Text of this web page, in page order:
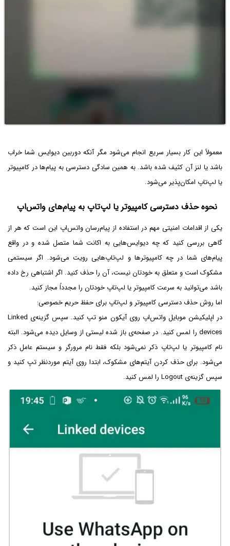
معمولاً این کار بسیار سریع انجام می‌شود مگر آنکه دوربین دیوایس شما خراب
باشد یا لنز آن کثیف شده باشد. به همین سادگی دسترسی به پیام‌ها در کامپیوتر
یا لپ‌تاپ امکان‌پذیر می‌شود.
نحوه حذف دسترسی کامپیوتر یا لپ‌تاپ به پیام‌های واتس‌اپ
یکی از اقدامات امنیتی مهم در استفاده از پیام‌رسان واتس‌اپ این است که هر از
گاهی بررسی کنید که چه دیوایس‌هایی به اکانت شما متصل شده و در واقع
پیام‌های شما در چه کامپیوترها و لپ‌تاپ‌هایی رویت می‌شود. اگر سیستمی
مشکوک است و متعلق به خودتان نیست، آن را حذف کنید. اگر اشتباهی رخ داده
باشد می‌توانید به سرعت کامپیوتر یا لپ‌تاپ خودتان را مجدداً مجاز کنید.
اما روش حذف دسترسی کامپیوتر و لپ‌تاپ برای حفظ حریم خصوصی:
در اپلیکیشن موبایل واتس‌اپ روی آیکون منو تپ کنید. سپس گزینه‌ی Linked
devices را لمس کنید. در صفحه‌ی باز شده لیستی از وسایل دیده می‌شود. البته
نام کامپیوتر یا لپ‌تاپ ذکر نمی‌شود بلکه فقط نام مرورگر و سیستم عامل ذکر
می‌شود. برای حذف کردن آیتم‌های مشکوک، ابتدا روی آیتم موردنظر تپ کنید و
سپس گزینه‌ی Logout را لمس کنید.